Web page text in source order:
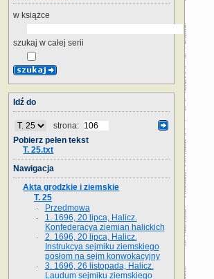
w książce
szukaj w całej serii
Idź do
strona:
Pobierz pełen tekst
T. 25.txt
Nawigacja
Akta grodzkie i ziemskie
T. 25
Przedmowa
1. 1696, 20 lipca, Halicz.
Konfederacya ziemian halickich
2. 1696, 20 lipca, Halicz.
Instrukcya sejmiku ziemskiego
posłom na sejm konwokacyjny
3. 1696, 26 listopada, Halicz.
Laudum sejmiku ziemskiego